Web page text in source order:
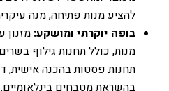
להציע מנות פתיחה, מנה
בופה יוקרתי ומושקע:
מנות, כולל תחנות גילוף
תחנות פסטות בהכנה אישית,